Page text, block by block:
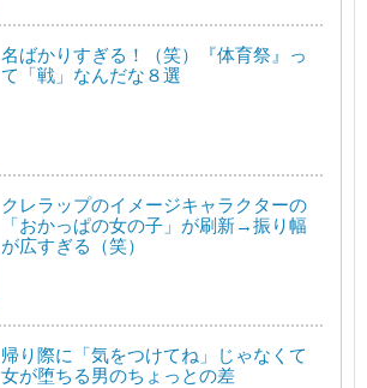
名ばかりすぎる！（笑）『体育祭』っ
て「戦」なんだな８選
クレラップのイメージキャラクターの
「おかっぱの女の子」が刷新→振り幅
が広すぎる（笑）
帰り際に「気をつけてね」じゃなくて
女が堕ちる男のちょっとの差